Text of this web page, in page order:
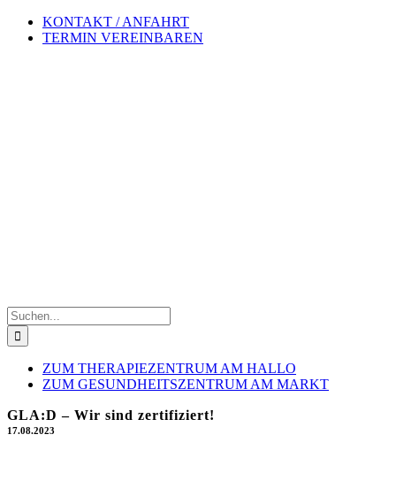
Zum
Inhalt
KONTAKT / ANFAHRT
TERMIN VEREINBAREN
Suche
nach:
ZUM THERAPIEZENTRUM AM HALLO
ZUM GESUNDHEITSZENTRUM AM MARKT
GLA:D – Wir sind zertifiziert!
17.08.2023